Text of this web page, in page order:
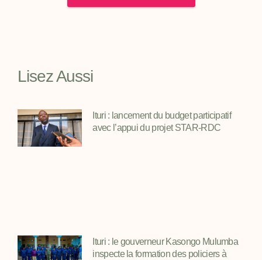
Lisez Aussi
Ituri : lancement du budget participatif
avec l’appui du projet STAR-RDC
Ituri : le gouverneur Kasongo Mulumba
inspecte la formation des policiers à